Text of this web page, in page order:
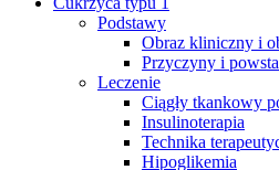
Podstawy
Obraz kliniczny i
Przyczyny i
Leczenie
Ciągły tkankowy
Insulinoterapia
Technika
Hipoglikemia